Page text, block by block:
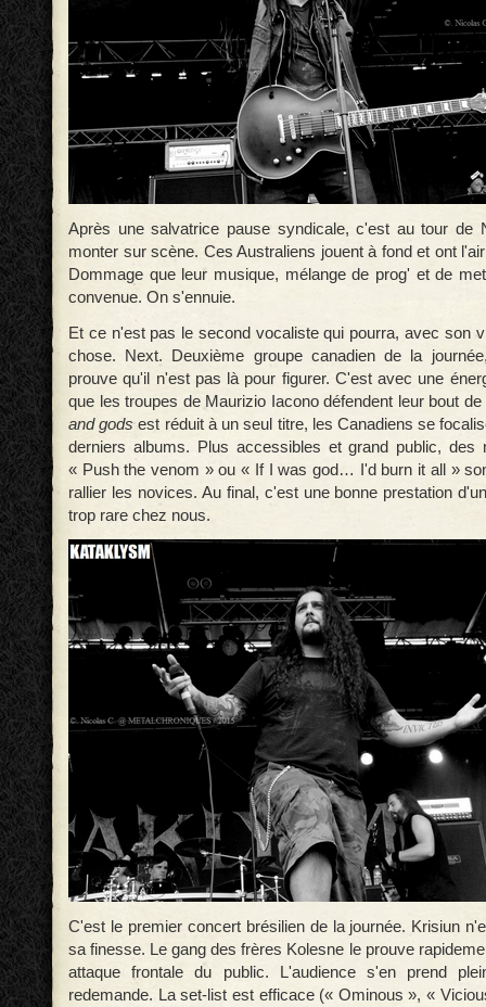
Après une salvatrice pause syndicale, c'est au tour de
monter sur scène. Ces Australiens jouent à fond et ont
Dommage que leur musique, mélange de prog' et de
convenue. On s'ennuie.
Et ce n'est pas le second vocaliste qui pourra, avec son
chose. Next. Deuxième groupe canadien de la
prouve qu'il n'est pas là pour figurer. C'est avec une
que les troupes de Maurizio Iacono défendent leur bout
and godsest réduit à un seul titre, les Canadiens se
derniers albums. Plus accessibles et grand public, des
« Push the venom » ou « If I was god… I'd burn it all »
rallier les novices. Au final, c'est une bonne prestation
trop rare chez nous.
C'est le premier concert brésilien de la journée. Krisiun
sa finesse. Le gang des frères Kolesne le prouve
attaque frontale du public. L'audience s'en prend
redemande. La set-list est efficace (« Ominous », «